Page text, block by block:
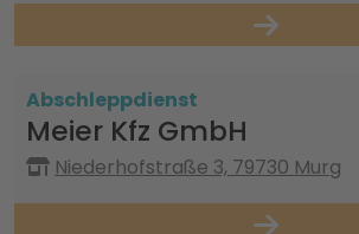
Abschleppdienst
Meier Kfz GmbH
Niederhofstraße 3, 79730 Murg